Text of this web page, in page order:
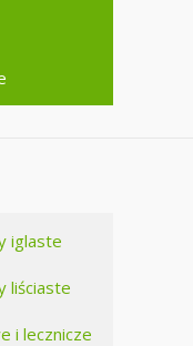
iglaste
liściaste
i lecznicze